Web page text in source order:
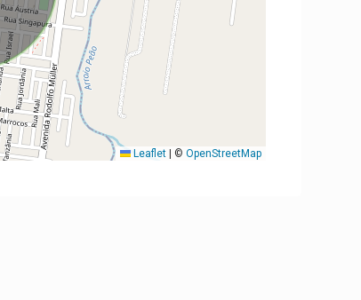
Leaflet © OpenStreetMap